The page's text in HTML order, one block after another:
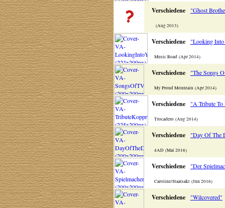
Verschiedene "Ghost
(Aug 2013)
Verschiedene "Looking Into
Music Road (Apr 2014)
Verschiedene "The Songs
My Proud Mountain (Apr 2014)
Verschiedene "A Tribute
Trocadero (Aug 2014)
Verschiedene "Day Of The
4AD (Mai 2016)
Verschiedene "Der
Caroline/Staatsakt (Jun 2016)
Verschiedene "Wilcovered"